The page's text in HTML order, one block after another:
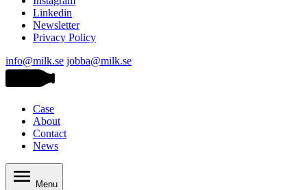
Linkedin
Newsletter
Privacy Policy
info@milk.se jobba@milk.se
Case
About
Contact
News
Menu